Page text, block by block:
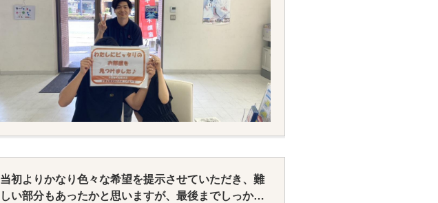
当初よりかなり色々な希望を提示させていただき、難
しい部分もあったかと思いますが、最後までしっかり